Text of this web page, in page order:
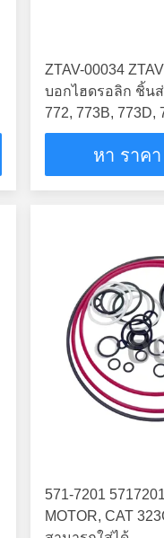
ZTAV-00034
บอกไฮดรอลิก ชิ้น
772, 773B, 773D,
หา ราค
571-7201
MOTOR, CAT